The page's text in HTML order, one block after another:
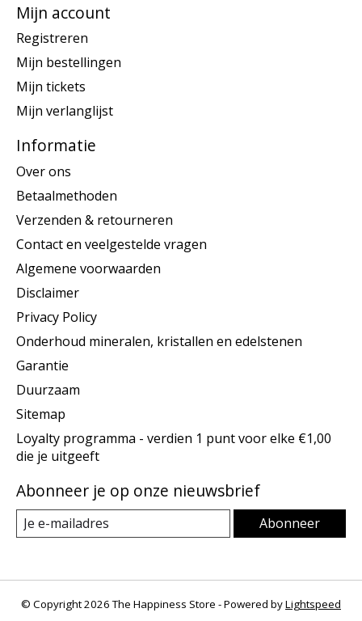
Mijn account
Registreren
Mijn bestellingen
Mijn tickets
Mijn verlanglijst
Informatie
Over ons
Betaalmethoden
Verzenden & retourneren
Contact en veelgestelde vragen
Algemene voorwaarden
Disclaimer
Privacy Policy
Onderhoud mineralen, kristallen en edelstenen
Garantie
Duurzaam
Sitemap
Loyalty programma - verdien 1 punt voor elke €1,00
die je uitgeeft
Abonneer je op onze nieuwsbrief
Abonneer
© Copyright 2026 The Happiness Store - Powered byLightspeed